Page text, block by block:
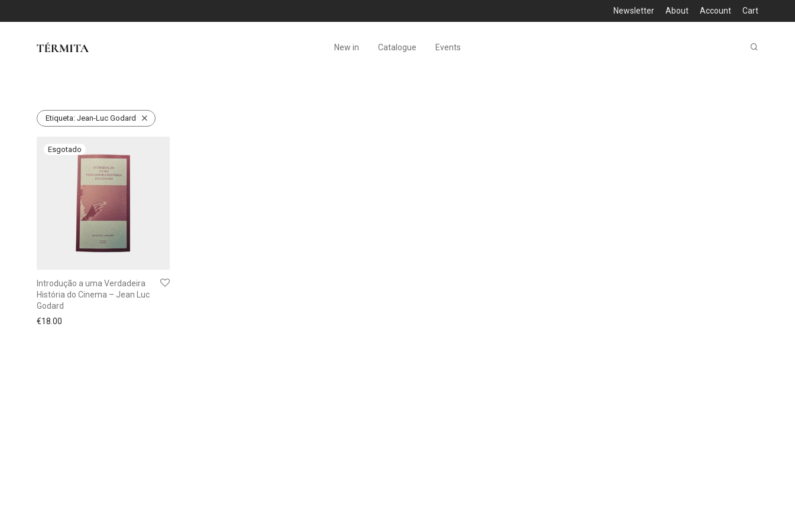
Newsletter About Account Cart
New in Catalogue Events
Etiqueta: Jean-Luc Godard
Introdução a uma Verdadeira
História do Cinema – Jean Luc
Godard
€18.00